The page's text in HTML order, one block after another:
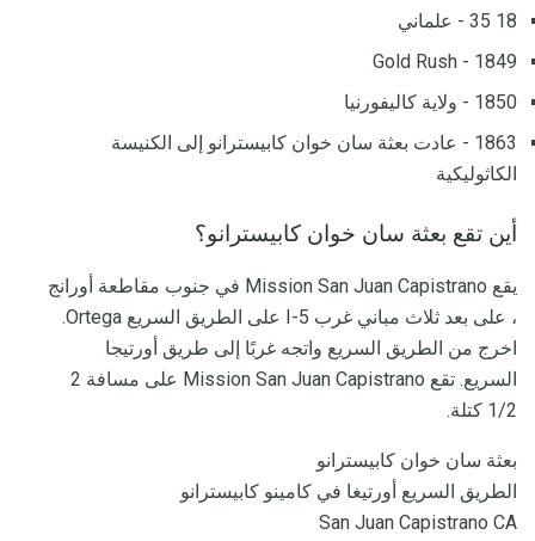
18 35 - علماني
1849 - Gold Rush
1850 - ولاية كاليفورنيا
1863 - عادت بعثة سان خوان كابيسترانو إلى الكنيسة
الكاثوليكية
أين تقع بعثة سان خوان كابيسترانو؟
يقع Mission San Juan Capistrano في جنوب مقاطعة أورانج
، على بعد ثلاث مباني غرب I-5 على الطريق السريع Ortega.
اخرج من الطريق السريع واتجه غربًا إلى طريق أورتيجا
السريع. تقع Mission San Juan Capistrano على مسافة 2
1/2 كتلة.
بعثة سان خوان كابيسترانو
الطريق السريع أورتيغا في كامينو كابيسترانو
San Juan Capistrano CA